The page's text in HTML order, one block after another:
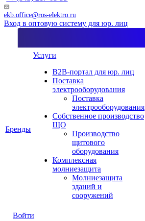
ekb.office@ros-elektro.ru
Вход в оптовую систему для юр. лиц
Бренды
Услуги
B2B-портал для юр. лиц
Поставка
электрооборудования
Поставка
электрооборудования
Собственное производство
ЩО
Производство
щитового
оборудования
Комплексная
молниезащита
Молниезащита
зданий и
сооружений
Войти